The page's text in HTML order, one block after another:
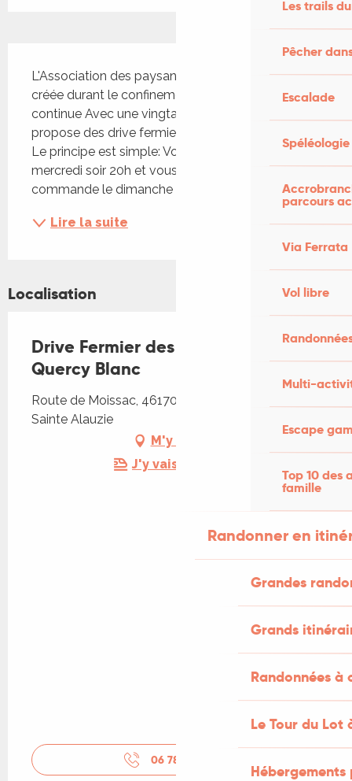
Les trails
Pêcher
Escalade
Spéléologie
parcours
Via Ferrata
Vol libre
Multi-
Escape
Top 10 des
famille
Randonner en
Grandes
Grands
Randonnées
Le Tour du Lot
L'Association des paysans du Quercy Blanc fût
créée durant le confinement et l'aventure
continue Avec une vingtaine de producteurs, elle
propose des drive fermiers dans le Quercy Blanc
Le principe est simple: Vous commandez avant le
mercredi soir 20h et vous récupérer votre
commande le dimanche à...
Lire la suite
Localisation
Drive Fermier des Producteurs du
Quercy Blanc
Route de Moissac, 46170 Castelnau Montratier-
Sainte Alauzie
M'y rendre
J'y vais en train !
06 78 95 61